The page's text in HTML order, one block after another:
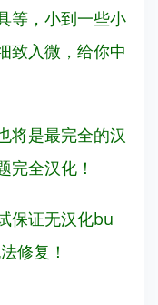
等，小到一些小
致入微，给你中
将是最完全的汉
完全汉化！
保证无汉化bu
修复！